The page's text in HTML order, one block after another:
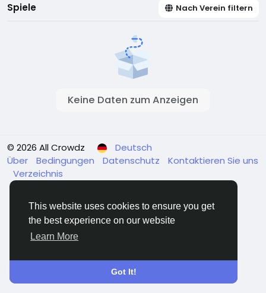
This website uses cookies to ensure you get
the best experience on our website
Learn More
Got It!
Spiele Nach Verein filtern
Keine Daten zum Anzeigen
© 2026 All Crowdz
Deutsch
Über
Bedingungen Datenschutz
Kontaktieren Sie uns
Verzeichnis